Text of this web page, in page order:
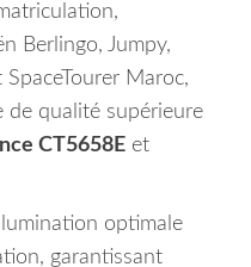
Berlingo, Jumpy,
Maroc,
de qualité supérieure
CT5658E et
optimale
garantissant